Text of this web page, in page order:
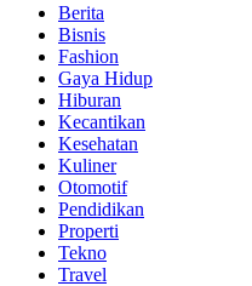
Berita
Bisnis
Fashion
Gaya Hidup
Hiburan
Kecantikan
Kesehatan
Kuliner
Otomotif
Pendidikan
Properti
Tekno
Travel